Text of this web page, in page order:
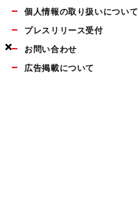
×
×
×
個人情報の取り扱いについて
プレスリリース受付
お問い合わせ
広告掲載について